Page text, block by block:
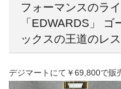
フォーマンスのラ
「EDWARDS」
ックスの王道のレ
デジマートにて￥69,800で販